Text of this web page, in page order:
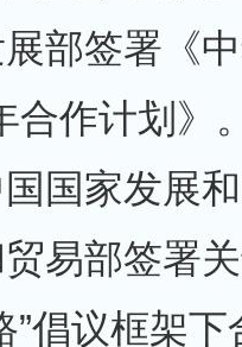
部签署《
合作计划》
家发展和
易部签署
”倡议框架